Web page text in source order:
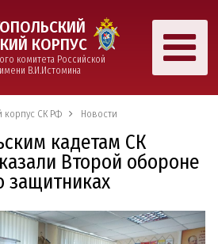
КОРПУС
комитета Российской
В.И.Истомина
корпус СК РФ Новости
кадетам СК
Второй обороне
защитниках